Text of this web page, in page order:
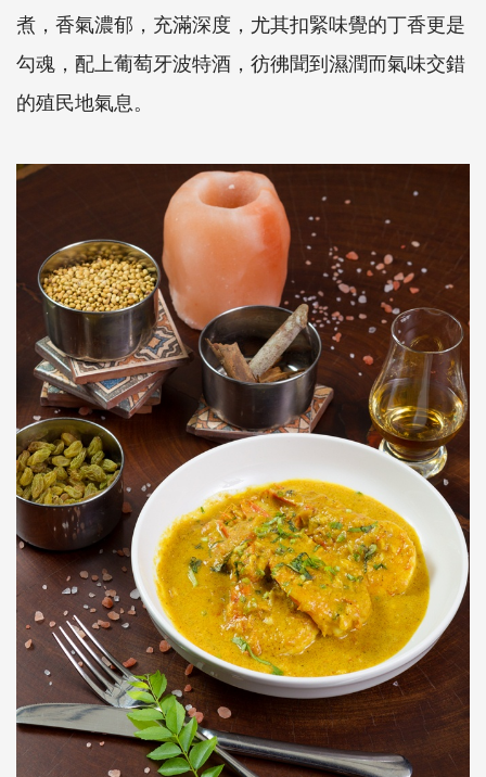
煮，香氣濃郁，充滿深度，尤其扣緊味覺的丁香更是
勾魂，配上葡萄牙波特酒，彷彿聞到濕潤而氣味交錯
的殖民地氣息。